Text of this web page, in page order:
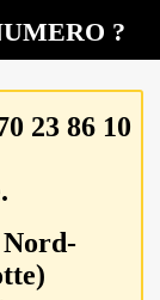
?
23 86 10